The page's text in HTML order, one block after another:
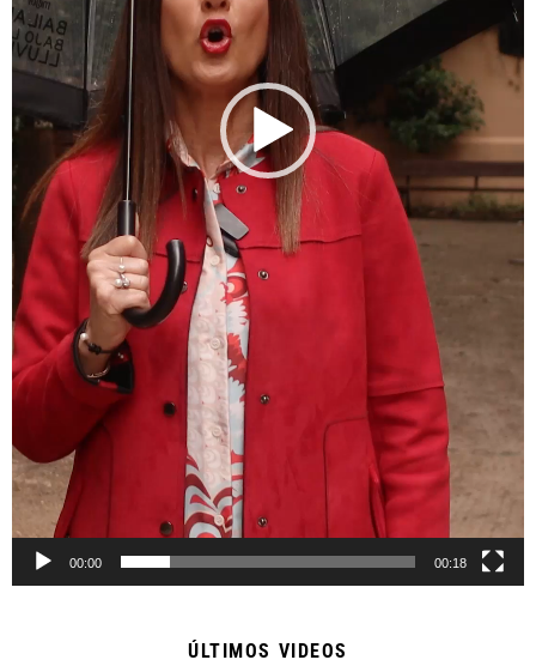
00:00 00:18
ÚLTIMOS VIDEOS